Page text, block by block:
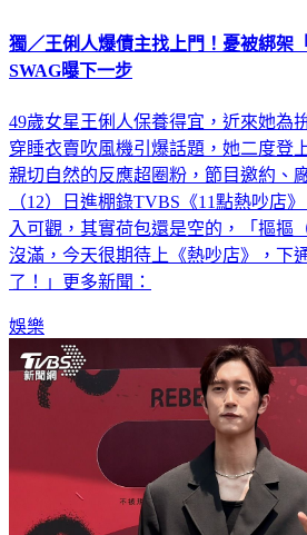
獨／王俐人爆債主找上門！憂被綁架
49歲女星王俐人保養得宜，近來她為
穿睡衣賣吹風機引爆話題，她二度登
親切自然的反應超圈粉，節目邀約、
（12）日進棚錄TVBS《11點熱吵店
入可觀，其實荷包還是空的，「摳摳
沒滿，今天很期待上《熱吵店》，下
娛樂